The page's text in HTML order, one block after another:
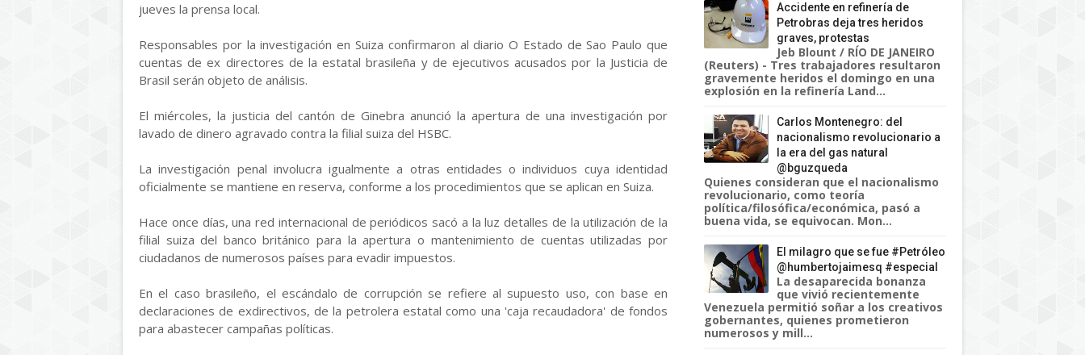
jueves la prensa local.
Responsables por la investigación en Suiza confirmaron al diario O Estado de Sao Paulo que
cuentas de ex directores de la estatal brasileña y de ejecutivos acusados por la Justicia de
Brasil serán objeto de análisis.
El miércoles, la justicia del cantón de Ginebra anunció la apertura de una investigación por
lavado de dinero agravado contra la filial suiza del HSBC.
La investigación penal involucra igualmente a otras entidades o individuos cuya identidad
oficialmente se mantiene en reserva, conforme a los procedimientos que se aplican en Suiza.
Hace once días, una red internacional de periódicos sacó a la luz detalles de la utilización de la
filial suiza del banco británico para la apertura o mantenimiento de cuentas utilizadas por
ciudadanos de numerosos países para evadir impuestos.
En el caso brasileño, el escándalo de corrupción se refiere al supuesto uso, con base en
declaraciones de exdirectivos, de la petrolera estatal como una 'caja recaudadora' de fondos
para abastecer campañas políticas.
Accidente en refinería de
Petrobras deja tres heridos
graves, protestas
Jeb Blount / RÍO DE JANEIRO
(Reuters) - Tres trabajadores resultaron
gravemente heridos el domingo en una
explosión en la refinería Land...
Carlos Montenegro: del
nacionalismo revolucionario a
la era del gas natural
@bguzqueda
Quienes consideran que el nacionalismo
revolucionario, como teoría
política/filosófica/económica, pasó a
buena vida, se equivocan. Mon...
El milagro que se fue #Petróleo
@humbertojaimesq #especial
La desaparecida bonanza
que vivió recientemente
Venezuela permitió soñar a los creativos
gobernantes, quienes prometieron
numerosos y mill...